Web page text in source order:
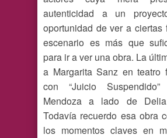
autenticidad a un
oportunidad de ver a ciertas
escenario es más que
para ir a ver una obra. La
a Margarita Sanz en teatro
con “Juicio
Mendoza a lado de Delia
Todavía recuerdo esa obra
los momentos claves en